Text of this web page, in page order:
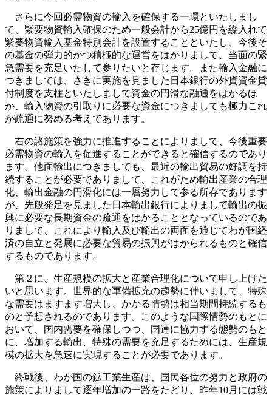
さらに今回必需物資の輸入を確保する一環といたしまし
て、緊要物資輸入確保のため一般会計から25億円を繰入れて
緊要物資輸入基金特別会計を設置することといたし、今後そ
の基金の弾力的かつ積極的な運営をはかりまして、当面の緊
急需要を充足いたして参りたいと存じます。また輸入金融に
つきましては、さきに実施を見ました日本銀行の外貨資金貸
付制度を支柱といたしまして資金の円滑な融通をはかるほ
か、輸入物資の引取りに必要な資金につきましても極力これ
が疏通に努める考えであります。
右の諸施策を強力に推進することによりまして、今後重要
必需物資の輸入を促進することができると確信するのであり
ます。他面輸出につきましても、最近の輸出貿易の好調を持
続することが必要でありまして、これがため輸出産業の合理
化、輸出金融の円滑化には一層努力して参る所存であります
が、先般発足を見ました日本輸出銀行によりまして輸出の振
興に必要な長期資金の疏通をはかることとなっているのであ
りまして、これにより輸入及び輸出の両面を通じてわが国経
済の自立と発展に必要な貿易の振興がはかられるものと確信
するものであります。
第２に、生産規模の拡大と産業合理化について申し上げた
いと思います。世界的な軍備拡充の趨勢に伴いまして、特殊
な需要はますます増大し、かかる情勢は相当期間持続するも
のと予想されるのであります。このような国際情勢のもとに
おいて、国内需要を確保しつつ、国連に協力する態勢のもと
に、増加する輸出、特殊の需要を充足するためには、生産規
模の拡大を急速に実現することが必要であります。
終戦後、わが国の鉱工業生産は、国民各位の努力と政府の
施策によりまして逐年増加の一路をたどり、昨年10月には戦